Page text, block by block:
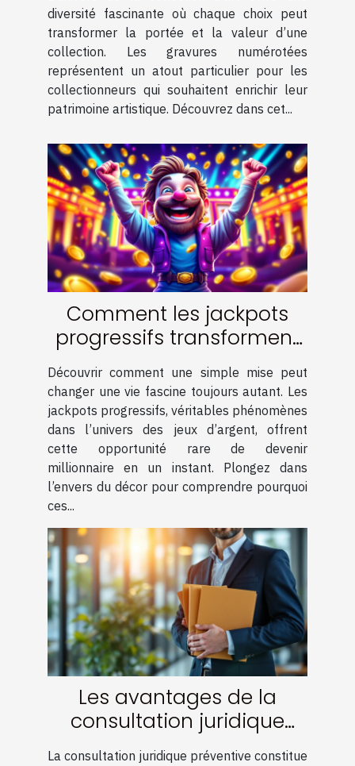
diversité fascinante où chaque choix peut
transformer la portée et la valeur d’une
collection. Les gravures numérotées
représentent un atout particulier pour les
collectionneurs qui souhaitent enrichir leur
patrimoine artistique. Découvrez dans cet...
Comment les jackpots
progressifs transforment
les joueurs en
millionnaires ?
Découvrir comment une simple mise peut
changer une vie fascine toujours autant. Les
jackpots progressifs, véritables phénomènes
dans l’univers des jeux d’argent, offrent
cette opportunité rare de devenir
millionnaire en un instant. Plongez dans
l’envers du décor pour comprendre pourquoi
ces...
Les avantages de la
consultation juridique
préventive
La consultation juridique préventive constitue